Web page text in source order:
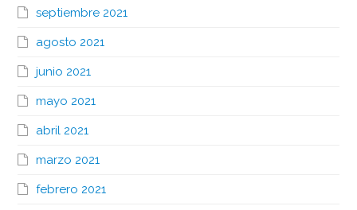
septiembre 2021
agosto 2021
junio 2021
mayo 2021
abril 2021
marzo 2021
febrero 2021